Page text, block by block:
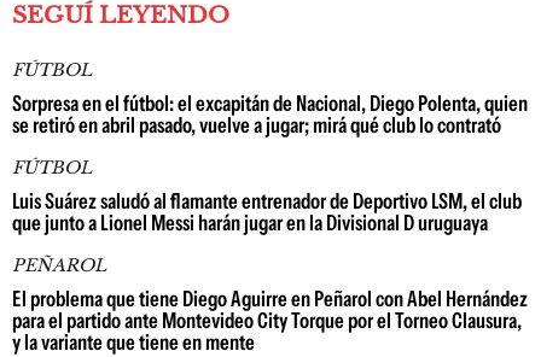
SEGUÍ LEYENDO
FÚTBOL
Sorpresa en el fútbol: el excapitán de Nacional, Diego Polenta, quien
se retiró en abril pasado, vuelve a jugar; mirá qué club lo contrató
FÚTBOL
Luis Suárez saludó al flamante entrenador de Deportivo LSM, el club
que junto a Lionel Messi harán jugar en la Divisional D uruguaya
PEÑAROL
El problema que tiene Diego Aguirre en Peñarol con Abel Hernández
para el partido ante Montevideo City Torque por el Torneo Clausura,
y la variante que tiene en mente